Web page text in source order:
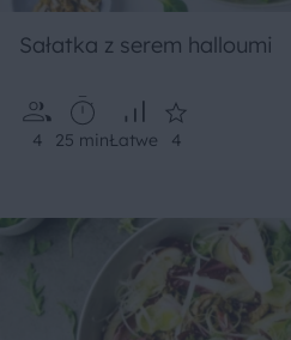
Sałatka z serem halloumi
4 25 minŁatwe 4